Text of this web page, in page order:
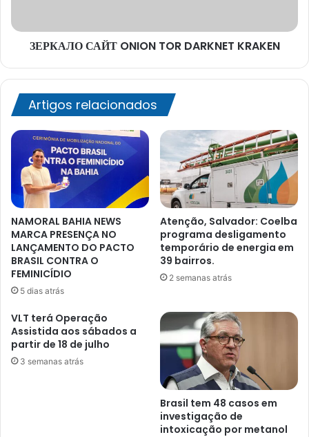
ЗЕРКАЛО САЙТ ONION TOR DARKNET KRAKEN
Artigos relacionados
NAMORAL BAHIA NEWS
MARCA PRESENÇA NO
LANÇAMENTO DO PACTO
BRASIL CONTRA O
FEMINICÍDIO
5 dias atrás
Atenção, Salvador: Coelba
programa desligamento
temporário de energia em
39 bairros.
2 semanas atrás
VLT terá Operação
Assistida aos sábados a
partir de 18 de julho
3 semanas atrás
Brasil tem 48 casos em
investigação de
intoxicação por metanol